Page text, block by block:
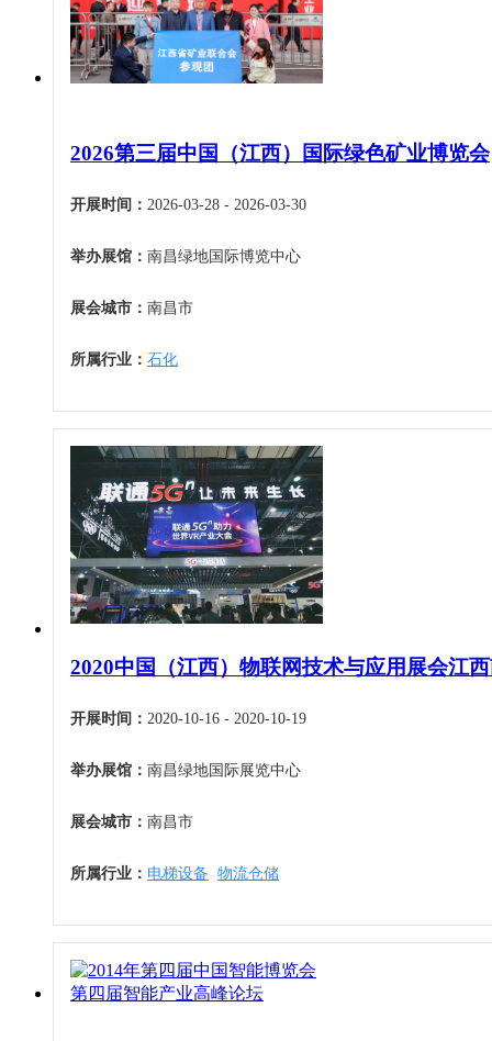
青海
宁夏
新疆
澳门
2026第三届中国（江西）国际绿色矿业博览会
开展时间： 2026-03-28 - 2026-03-30
举办展馆： 南昌绿地国际博览中心
展会城市： 南昌市
所属行业： 石化
2020中国（江西）物联网技术与应用展会江
开展时间： 2020-10-16 - 2020-10-19
举办展馆： 南昌绿地国际展览中心
展会城市： 南昌市
所属行业： 电梯设备 物流仓储